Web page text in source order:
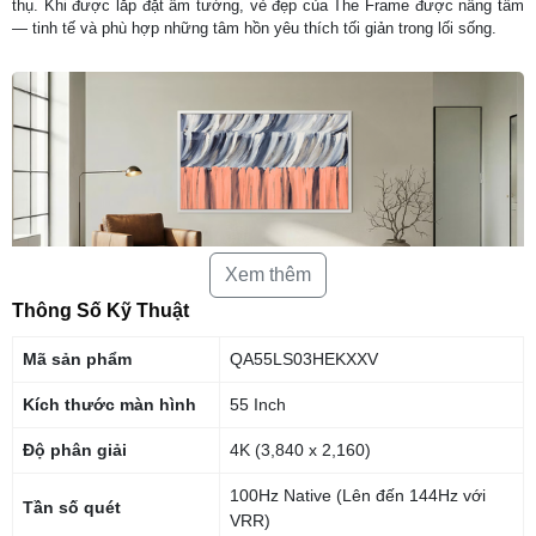
thụ. Khi được lắp đặt âm tường, vẻ đẹp của The Frame được nâng tầm
— tinh tế và phù hợp những tâm hồn yêu thích tối giản trong lối sống.
đến diện mạo như một bức họa đích thực.
Xem thêm
Thông Số Kỹ Thuật
Mã sản phẩm QA55LS03HEKXXV
Kích thước màn hình 55 Inch
Độ phân giải 4K (3,840 x 2,160)
Tần số quét
100Hz Native (Lên đến 144Hz với
VRR)